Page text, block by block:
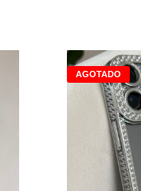
AGOTADO